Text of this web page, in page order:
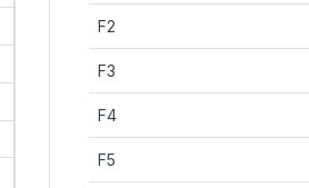
F2
F3
F4
F5